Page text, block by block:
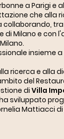
a Parigi e
che alla
tra
di Milano e con
insieme a
ricerca e alla
del
di Villa
sviluppato
Mattiacci di